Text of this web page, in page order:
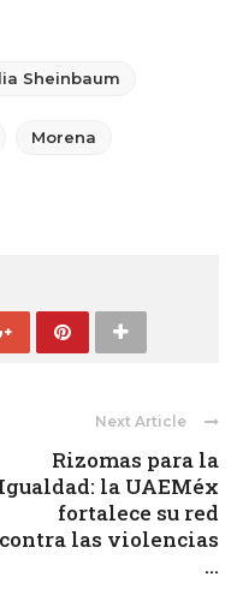
Sheinbaum
Morena
Next Article
Rizomas para la
Igualdad: la UAEMéx
fortalece su red
contra las violencias
...